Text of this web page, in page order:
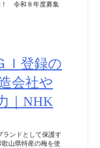
！ 令和８年度募集
Ｉ登録の
会社や
｜NHK
ンドとして保護す
山県特産の梅を使